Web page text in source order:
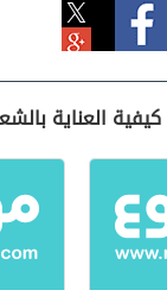
العناية